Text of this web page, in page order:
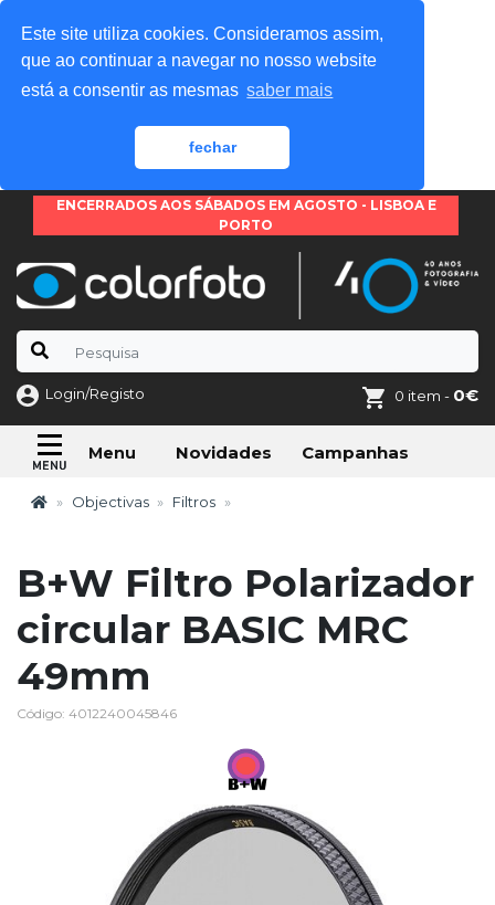
Este site utiliza cookies. Consideramos assim,
que ao continuar a navegar no nosso website
está a consentir as mesmas saber mais
fechar
ENCERRADOS AOS SÁBADOS EM AGOSTO - LISBOA E
PORTO
Login/Registo 0 item - 0€
Menu Novidades Campanhas
Objectivas Filtros
B+W Filtro Polarizador
circular BASIC MRC
49mm
Código: 4012240045846